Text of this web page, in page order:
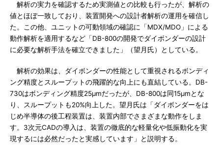
解析の実力を確認するため実測値との比較も行ったが、解析の
値とほぼ一致しており、装置開発への設計者解析の運用を確信し
た。この他、ユニットの可動領域の確認に「MDX/MDO」による
動作解析を適用するなど「DB-800の開発でダイボンダーの設計
に必要な解析手法を確立できました」（望月氏）としている。
解析の効果は、ダイボンダーの性能として重視されるボンディ
ング精度とスループットの飛躍的な向上にも直結している。DB-
730はボンディング精度25μmだったが、DB-800は同15μmとな
り、スループットも20%向上した。望月氏は「ダイボンダーをは
じめ半導体の後工程装置は、装置内部でさまざまな動作をしま
す。3次元CADの導入は、装置の徹底的な軽量化や低振動化を実
現するには必然だったと実感しています」と説明する。